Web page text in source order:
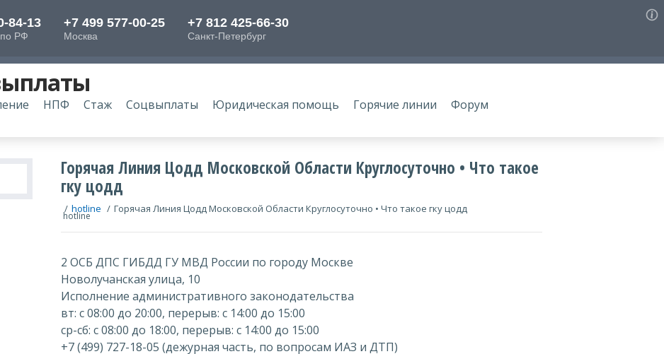
НПФ Стаж Соцвыплаты Юридическая помощь Горячие линии
Форум
Горячая Линия Цодд Московской Области Круглосуточно • Что такое
гку цодд
/ hotline / Горячая Линия Цодд Московской Области Круглосуточно • Что такое гку цодд
hotline
2 ОСБ ДПС ГИБДД ГУ МВД России по городу Москве
Новолучанская улица, 10
Исполнение административного законодательства
вт: с 08:00 до 20:00, перерыв: с 14:00 до 15:00
ср-сб: с 08:00 до 18:00, перерыв: с 14:00 до 15:00
+7 (499) 727-18-05 (дежурная часть, по вопросам ИАЗ и ДТП)